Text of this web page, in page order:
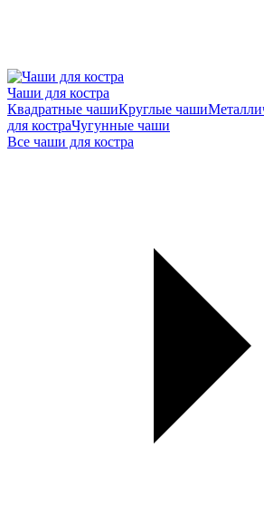
Чаши для костра
Квадратные чашиКруглые чаши
для костраЧугунные чаши
Все чаши для костра